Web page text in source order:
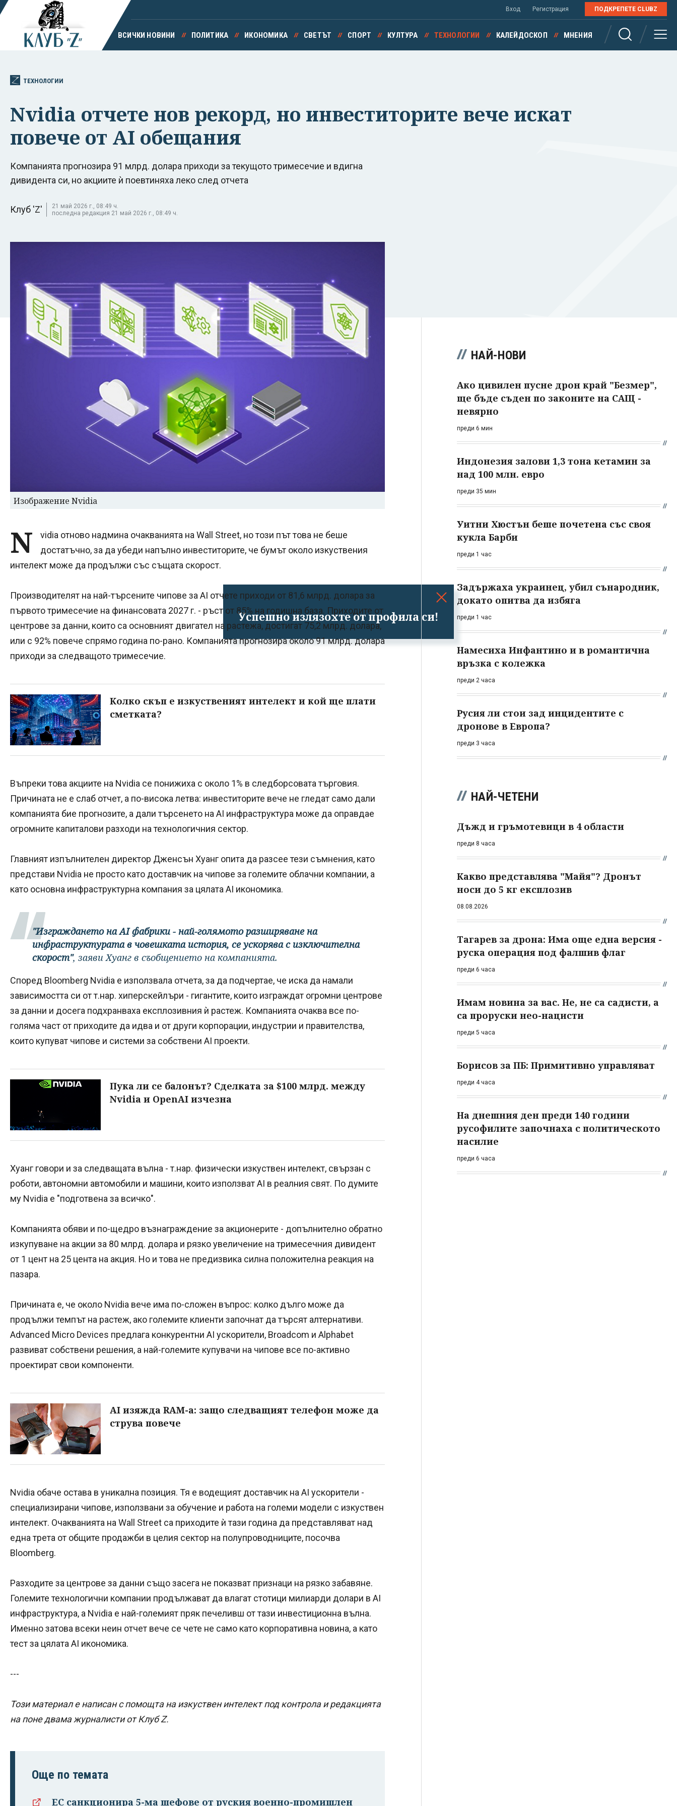
Успешно излязохте от профила си!
Вход Регистрация ПОДКРЕПЕТЕ CLUBZ
ВСИЧКИ НОВИНИ ПОЛИТИКА ИКОНОМИКА СВЕТЪТ СПОРТ КУЛТУРА ТЕХНОЛОГИИ КАЛЕЙДОСКОП МНЕНИЯ
ТЕХНОЛОГИИ
Nvidia отчете нов рекорд, но инвеститорите вече искат
повече от AI обещания
Компанията прогнозира 91 млрд. долара приходи за текущото тримесечие и вдигна
дивидента си, но акциите ѝ поевтиняха леко след отчета
Клуб 'Z'
21 май 2026 г., 08:49 ч.
последна редакция 21 май 2026 г., 08:49 ч.
Изображение Nvidia
N
vidia отново надмина очакванията на Wall Street, но този път това не беше
достатъчно, за да убеди напълно инвеститорите, че бумът около изкуствения
интелект може да продължи със същата скорост.
Производителят на най-търсените чипове за AI отчете приходи от 81,6 млрд. долара за
първото тримесечие на финансовата 2027 г. - ръст от 85% на годишна база. Приходите от
центрове за данни, които са основният двигател на растежа, достигат 75,2 млрд. долара,
или с 92% повече спрямо година по-рано. Компанията прогнозира около 91 млрд. долара
приходи за следващото тримесечие.
Колко скъп е изкуственият интелект и кой ще плати
сметката?
Въпреки това акциите на Nvidia се понижиха с около 1% в следборсовата търговия.
Причината не е слаб отчет, а по-висока летва: инвеститорите вече не гледат само дали
компанията бие прогнозите, а дали търсенето на AI инфраструктура може да оправдае
огромните капиталови разходи на технологичния сектор.
Главният изпълнителен директор Дженсън Хуанг опита да разсее тези съмнения, като
представи Nvidia не просто като доставчик на чипове за големите облачни компании, а
като основна инфраструктурна компания за цялата AI икономика.
"Изграждането на AI фабрики - най-голямото разширяване на
инфраструктурата в човешката история, се ускорява с изключителна
скорост", заяви Хуанг в съобщението на компанията.
Според Bloomberg Nvidia е използвала отчета, за да подчертае, че иска да намали
зависимостта си от т.нар. хиперскейлъри - гигантите, които изграждат огромни центрове
за данни и досега подхранваха експлозивния ѝ растеж. Компанията очаква все по-
голяма част от приходите да идва и от други корпорации, индустрии и правителства,
които купуват чипове и системи за собствени AI проекти.
Пука ли се балонът? Сделката за $100 млрд. между
Nvidia и OpenAI изчезна
Хуанг говори и за следващата вълна - т.нар. физически изкуствен интелект, свързан с
роботи, автономни автомобили и машини, които използват AI в реалния свят. По думите
му Nvidia е "подготвена за всичко".
Компанията обяви и по-щедро възнаграждение за акционерите - допълнително обратно
изкупуване на акции за 80 млрд. долара и рязко увеличение на тримесечния дивидент
от 1 цент на 25 цента на акция. Но и това не предизвика силна положителна реакция на
пазара.
Причината е, че около Nvidia вече има по-сложен въпрос: колко дълго може да
продължи темпът на растеж, ако големите клиенти започнат да търсят алтернативи.
Advanced Micro Devices предлага конкурентни AI ускорители, Broadcom и Alphabet
развиват собствени решения, а най-големите купувачи на чипове все по-активно
проектират свои компоненти.
AI изяжда RAM-а: защо следващият телефон може да
струва повече
Nvidia обаче остава в уникална позиция. Тя е водещият доставчик на AI ускорители -
специализирани чипове, използвани за обучение и работа на големи модели с изкуствен
интелект. Очакванията на Wall Street са приходите ѝ тази година да представляват над
една трета от общите продажби в целия сектор на полупроводниците, посочва
Bloomberg.
Разходите за центрове за данни също засега не показват признаци на рязко забавяне.
Големите технологични компании продължават да влагат стотици милиарди долари в AI
инфраструктура, а Nvidia е най-големият пряк печеливш от тази инвестиционна вълна.
Именно затова всеки неин отчет вече се чете не само като корпоративна новина, а като
тест за цялата AI икономика.
---
Този материал е написан с помощта на изкуствен интелект под контрола и редакцията
на поне двама журналисти от Клуб Z.
Още по темата
ЕС санкционира 5-ма шефове от руския военно-промишлен
НАЙ-НОВИ
Ако цивилен пусне дрон край "Безмер",
ще бъде съден по законите на САЩ -
невярно
преди 6 мин
Индонезия залови 1,3 тона кетамин за
над 100 млн. евро
преди 35 мин
Уитни Хюстън беше почетена със своя
кукла Барби
преди 1 час
Задържаха украинец, убил сънародник,
докато опитва да избяга
преди 1 час
Намесиха Инфантино и в романтична
връзка с колежка
преди 2 часа
Русия ли стои зад инцидентите с
дронове в Европа?
преди 3 часа
НАЙ-ЧЕТЕНИ
Дъжд и гръмотевици в 4 области
преди 8 часа
Какво представлява "Майя"? Дронът
носи до 5 кг експлозив
08.08.2026
Тагарев за дрона: Има още една версия -
руска операция под фалшив флаг
преди 6 часа
Имам новина за вас. Не, не са садисти, а
са проруски нео-нацисти
преди 5 часа
Борисов за ПБ: Примитивно управляват
преди 4 часа
На днешния ден преди 140 години
русофилите започнаха с политическото
насилие
преди 6 часа